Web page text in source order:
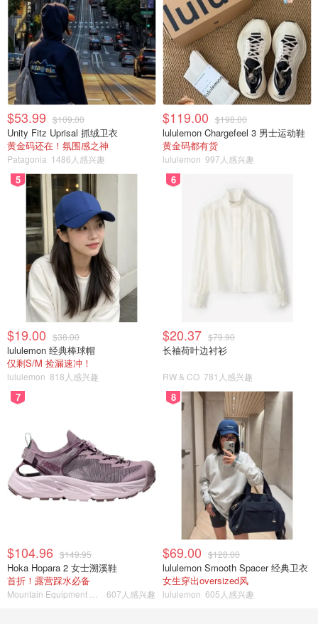
$53.99 $109.00
Unity Fitz Uprisal 抓绒卫衣
黄金码还在！氛围感之神
Patagonia 1486人感兴趣
$119.00 $198.00
lululemon Chargefeel 3 男士运动鞋
黄金码都有货
lululemon 997人感兴趣
5
$19.00 $38.00
lululemon 经典棒球帽
仅剩S/M 捡漏速冲！
lululemon 818人感兴趣
6
$20.37 $79.90
长袖荷叶边衬衫
RW & CO 781人感兴趣
7
$104.96 $149.95
Hoka Hopara 2 女士溯溪鞋
首折！露营踩水必备
607人感兴趣
8
$69.00 $128.00
lululemon Smooth Spacer 经典卫衣
女生穿出oversized风
lululemon 605人感兴趣